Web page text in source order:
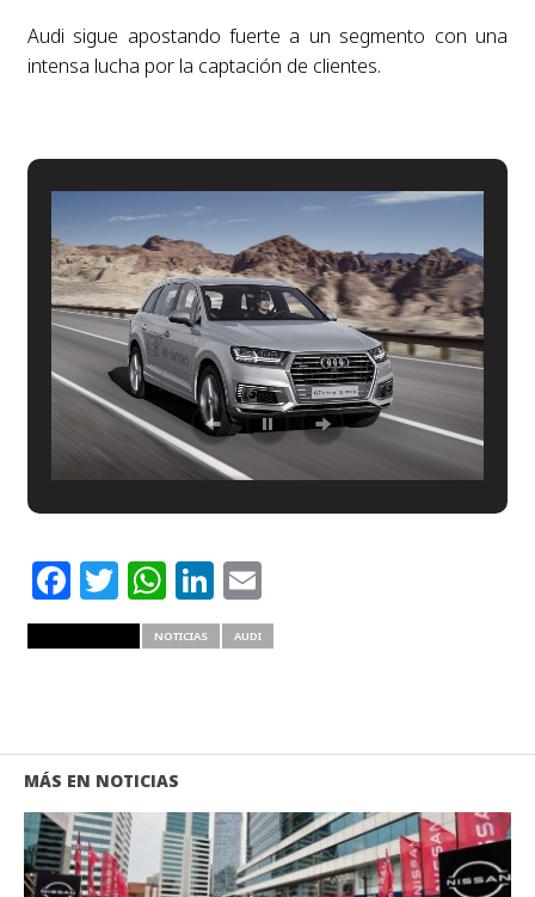
Audi sigue apostando fuerte a un segmento con una
intensa lucha por la captación de clientes.
Facebook
Twitter
WhatsApp
LinkedIn
Email
NOTICIAS AUDI
MÁS EN NOTICIAS